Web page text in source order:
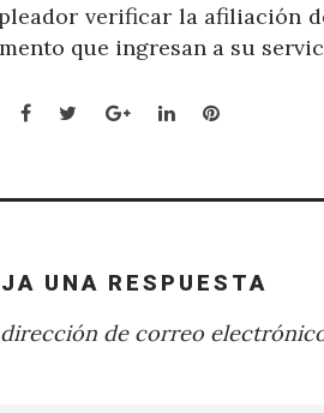
verificar la afiliación
que ingresan a su
WhatsApp
Facebook
TwitterGoogle+LinkedInPinterest
UNA RESPUESTA
de correo